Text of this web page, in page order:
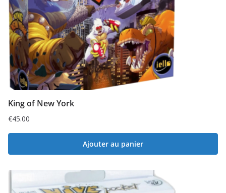
King of New York
€45.00
Ajouter au panier